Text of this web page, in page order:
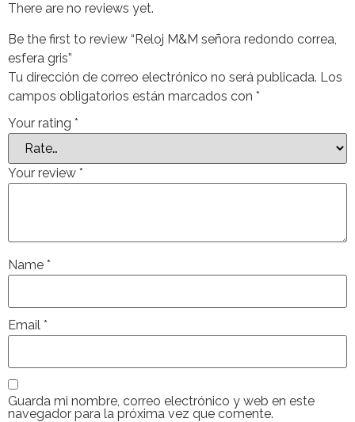
There are no reviews yet.
Be the first to review “Reloj M&M señora redondo correa,
esfera gris”
Tu dirección de correo electrónico no será publicada. Los
campos obligatorios están marcados con *
Your rating *
Your review *
Name *
Email *
Guarda mi nombre, correo electrónico y web en este
navegador para la próxima vez que comente.